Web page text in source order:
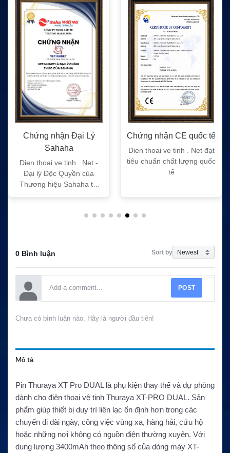
Chứng nhận Đại Lý
Sahaha
Dien thoai ve tinh . Net -
Đại lý Độc Quyền của
Thương hiệu Sahaha tại
Chứng nhận CE quốc tế
Dien thoai ve tinh . Net đạt
tiêu chuẩn chất lượng quốc
tế
0 Bình luận Sort by
POST
Chưa có bình luận nào. Hãy là người đầu tiên!
Mô tả
Pin Thuraya XT Pro DUAL là phụ kiện thay thế và dự phòng
dành cho điện thoại vệ tinh Thuraya XT-PRO DUAL. Sản
phẩm giúp thiết bị duy trì liên lạc ổn định hơn trong các
chuyến đi dài ngày, công việc vùng xa, hàng hải, cứu hộ
hoặc những nơi không có nguồn điện thường xuyên. Với
dung lượng 3400mAh theo thông số của dòng máy XT-